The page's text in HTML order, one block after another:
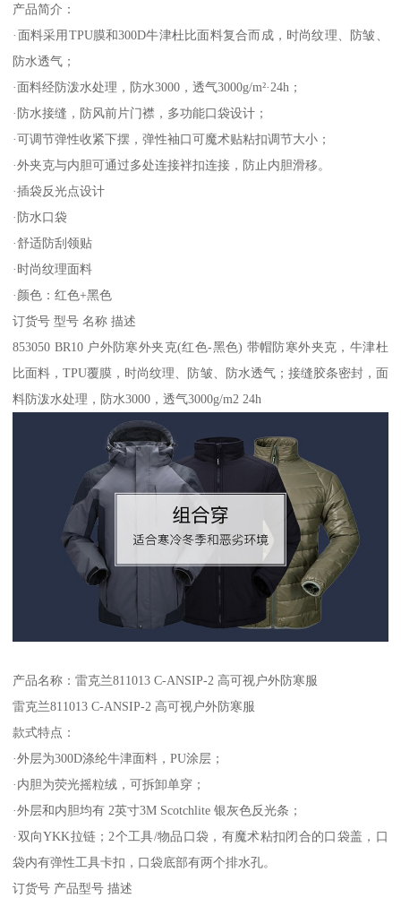
产品简介：
·面料采用TPU膜和300D牛津杜比面料复合而成，时尚纹理、防皱、
防水透气；
·面料经防泼水处理，防水3000，透气3000g/m²·24h；
·防水接缝，防风前片门襟，多功能口袋设计；
·可调节弹性收紧下摆，弹性袖口可魔术贴粘扣调节大小；
·外夹克与内胆可通过多处连接袢扣连接，防止内胆滑移。
·插袋反光点设计
·防水口袋
·舒适防刮领贴
·时尚纹理面料
·颜色：红色+黑色
订货号 型号 名称 描述
853050 BR10 户外防寒外夹克(红色-黑色) 带帽防寒外夹克，牛津杜
比面料，TPU覆膜，时尚纹理、防皱、防水透气；接缝胶条密封，面
料防泼水处理，防水3000，透气3000g/m2 24h
产品名称：雷克兰811013 C-ANSIP-2 高可视户外防寒服
雷克兰811013 C-ANSIP-2 高可视户外防寒服
款式特点：
·外层为300D涤纶牛津面料，PU涂层；
·内胆为荧光摇粒绒，可拆卸单穿；
·外层和内胆均有 2英寸3M Scotchlite 银灰色反光条；
·双向YKK拉链；2个工具/物品口袋，有魔术粘扣闭合的口袋盖，口
袋内有弹性工具卡扣，口袋底部有两个排水孔。
订货号 产品型号 描述